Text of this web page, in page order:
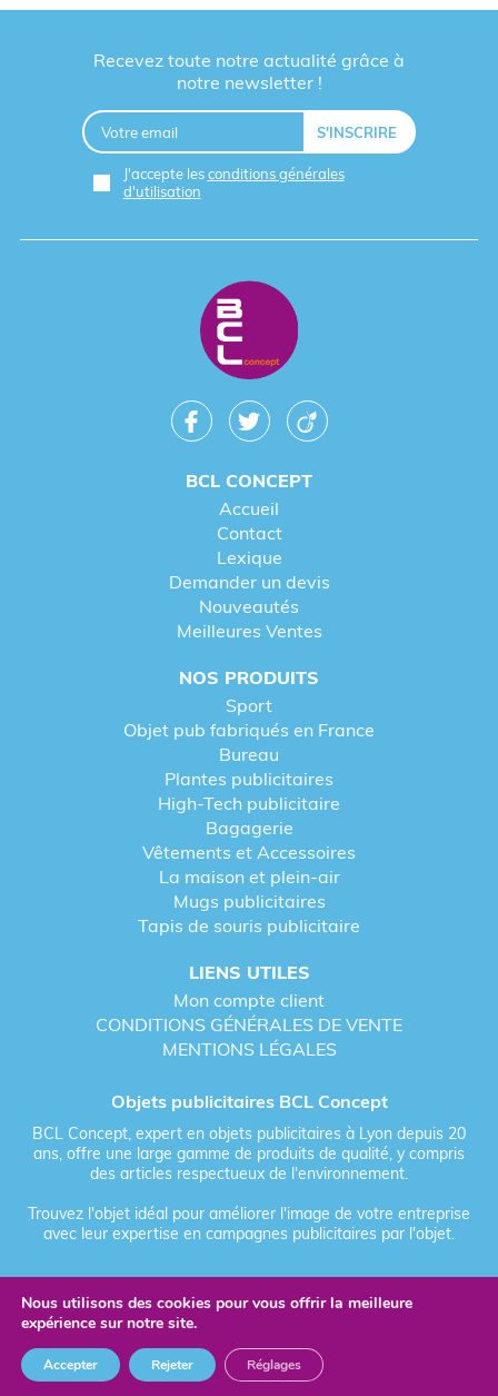
Recevez toute notre actualité grâce à
notre newsletter !
J'accepte lesconditions générales
d'utilisation
BCL CONCEPT
Accueil
Contact
Lexique
Demander un devis
Nouveautés
Meilleures Ventes
NOS PRODUITS
Sport
Objet pub fabriqués en France
Bureau
Plantes publicitaires
High-Tech publicitaire
Bagagerie
Vêtements et Accessoires
La maison et plein-air
Mugs publicitaires
Tapis de souris publicitaire
LIENS UTILES
Mon compte client
CONDITIONS GÉNÉRALES DE VENTE
MENTIONS LÉGALES
Objets publicitaires BCL Concept
BCL Concept, expert en objets publicitaires à Lyon depuis 20
ans, offre une large gamme de produits de qualité, y compris
des articles respectueux de l'environnement.
Trouvez l'objet idéal pour améliorer l'image de votre entreprise
avec leur expertise en campagnes publicitaires par l'objet.
© 2026 BCL Concept - Tous droits réservés - Objet Publicitaire
Fièrement forgé par Les Vikings
Nous utilisons des cookies pour vous offrir la meilleure
expérience sur notre site.
Accepter Rejeter Réglages